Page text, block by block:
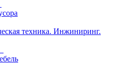
техника. Инжиниринг.